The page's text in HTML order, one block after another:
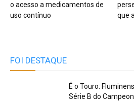
o acesso a medicamentos de
uso contínuo
que
FOI DESTAQUE
É o Touro:
Série B do